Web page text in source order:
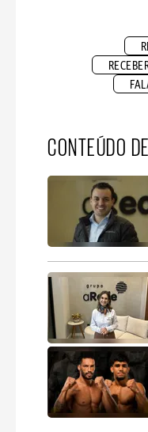
CONTEÚDO